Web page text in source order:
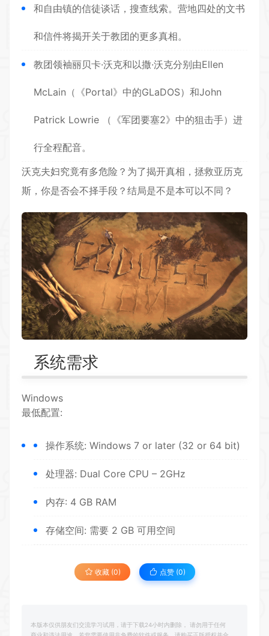
和自由镇的信徒谈话，搜查线索。营地四处的文书
和信件将揭开关于教团的更多真相。
教团领袖丽贝卡·沃克和以撒·沃克分别由Ellen
McLain（《Portal》中的GLaDOS）和John
Patrick Lowrie （《军团要塞2》中的狙击手）进
行全程配音。
沃克夫妇究竟有多危险？为了揭开真相，拯救亚历克
斯，你是否会不择手段？结局是不是本可以不同？
系统需求
Windows
最低配置:
操作系统: Windows 7 or later (32 or 64 bit)
处理器: Dual Core CPU – 2GHz
内存: 4 GB RAM
存储空间: 需要 2 GB 可用空间
收藏 (0) 点赞 (0)
本版本仅供朋友们交流学习试用，请于下载24小时内删除， 请勿用于任何